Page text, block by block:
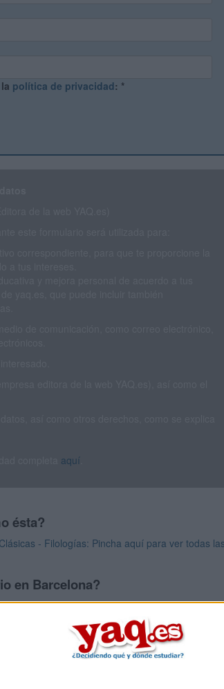
política de privacidad: *
aquí
ésta?
- Filologías: Pincha aquí para ver todas las
en Barcelona?
en Barcelona